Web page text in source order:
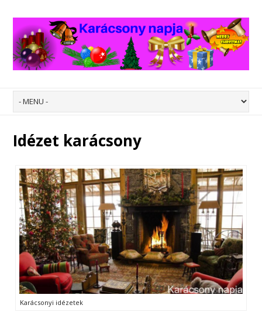
Idézet karácsony
Karácsonyi idézetek